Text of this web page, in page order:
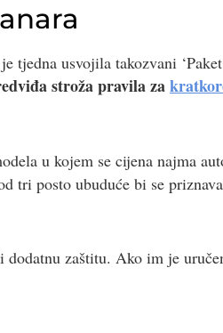
tjedna usvojila takozvani
stroža pravila za
u kojem se cijena najma
tri posto ubuduće bi se
zaštitu. Ako im je